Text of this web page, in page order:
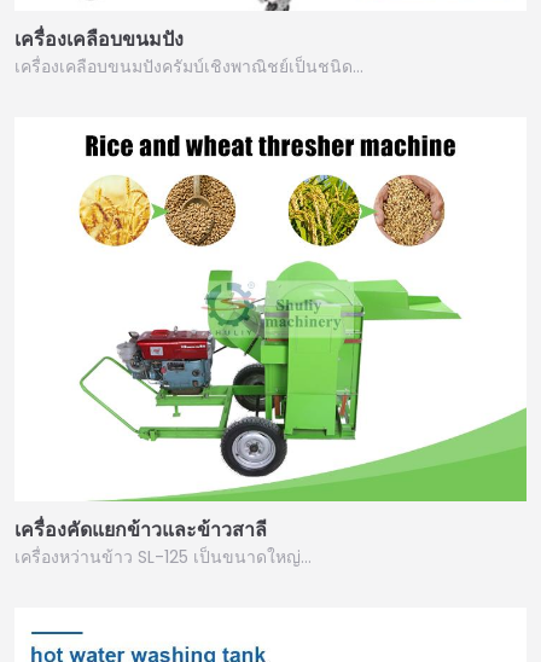
เครื่องเคลือบขนมปัง
เครื่องเคลือบขนมปังครัมบ์เชิงพาณิชย์เป็นชนิด…
เครื่องคัดแยกข้าวและข้าวสาลี
เครื่องหว่านข้าว SL-125 เป็นขนาดใหญ่…